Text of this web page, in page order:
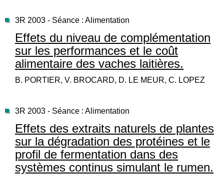
3R 2003 - Séance : Alimentation
Effets du niveau de complémentation
sur les performances et le coût
alimentaire des vaches laitières.
B. PORTIER, V. BROCARD, D. LE MEUR, C. LOPEZ
3R 2003 - Séance : Alimentation
Effets des extraits naturels de plantes
sur la dégradation des protéines et le
profil de fermentation dans des
systèmes continus simulant le rumen.